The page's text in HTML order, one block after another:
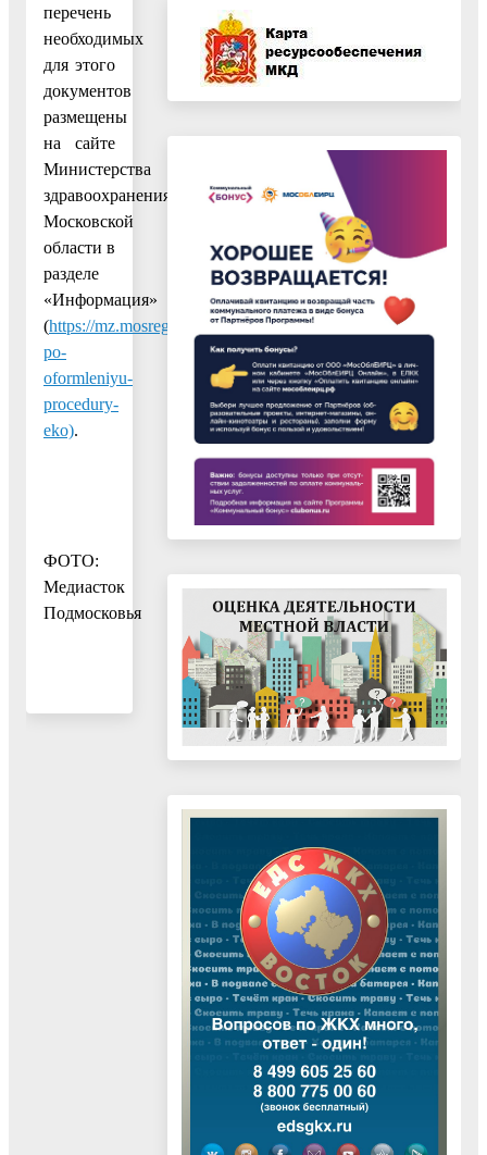
перечень
необходимых
для этого
документов
размещены
на сайте
Министерства
здравоохранения
Московской
области в
разделе
«Информация»
(https://mz.mosreg.ru/dokumenty/informaciya/informaciya-
po-
oformleniyu-
procedury-
eko).
ФОТО:
Медиасток
Подмосковья